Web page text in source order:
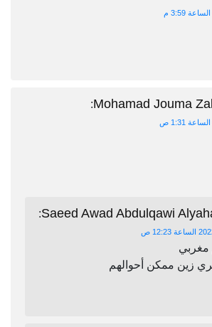
Mohamad Jouma
:
Saeed Awad Abdulqawi
:
زين ممكن أحوالهم